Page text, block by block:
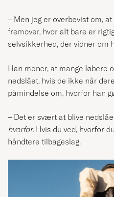
– Men jeg er overbevist om,
fremover, hvor alt bare er
selvsikkerhed, der vidner om
Han mener, at mange løbere
nedslået, hvis de ikke når
påmindelse om, hvorfor han
– Det er svært at blive
hvorfor. Hvis du ved, hvorfor
håndtere tilbageslag.